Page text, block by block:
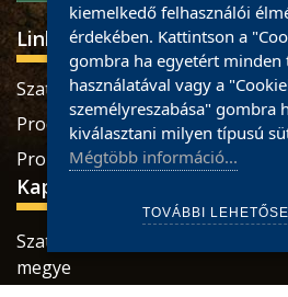
Linkek
Szatmári termékek
Produse sătmărene
Pro Economica Alapítvány
Kapcsolat
Szatmárnémeti, Retezatului utca,
megye
kiemelkedő felhasználói
érdekében. Kattintson a
gombra ha egyetért minden
használatával vagy a
személyreszabása" gombra
kiválasztani milyen típusú
Mégtöbb információ...
TOVÁBBI